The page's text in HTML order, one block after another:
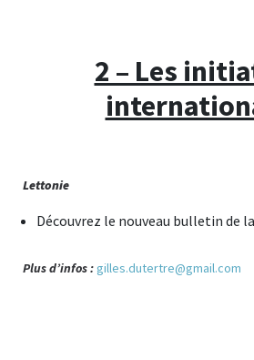
2 – Les
Lettonie
Découvrez le nouveau bulletin de
Plus d’infos :gilles.dutertre@gmail.com